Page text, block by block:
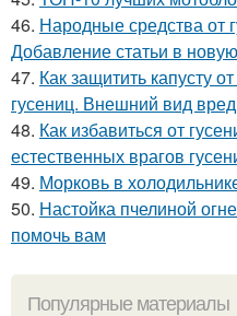
46. Народные средства от
Добавление статьи в
47. Как защитить капусту
гусениц. Внешний вид
48. Как избавиться от
естественных врагов
49. Морковь в
50. Настойка пчелиной
помочь вам
Популярные материалы